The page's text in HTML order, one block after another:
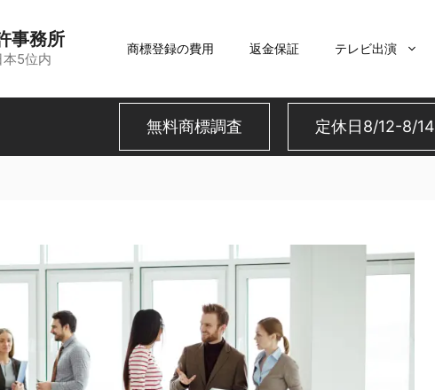
事務所
5位内
商標登録の費用 返金保証 テレビ出演
無料商標調査 定休日8/12-8/14